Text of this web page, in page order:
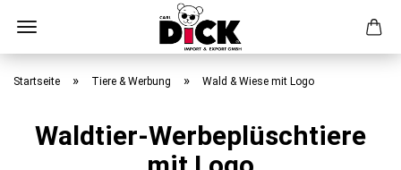
Direkt
zumStartseite » Tiere & Werbung » Wald & Wiese mit Logo
Waldtier-Werbeplüschtiere